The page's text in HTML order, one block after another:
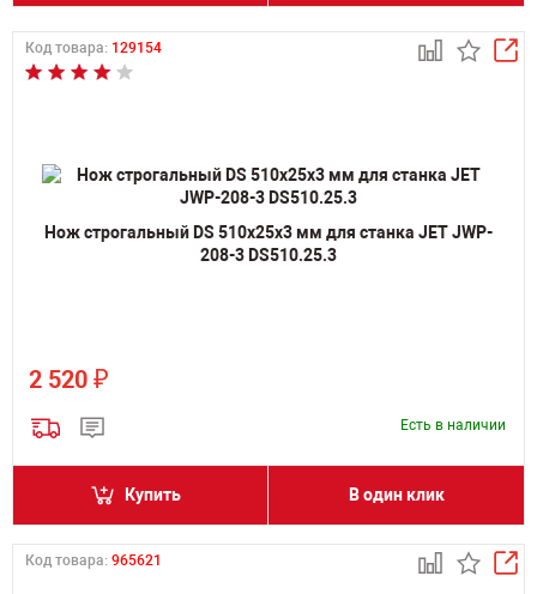
Код товара: 129154
Нож строгальный DS 510х25х3 мм для станка JET JWP-
208-3 DS510.25.3
2 520 ₽
Есть в наличии
Купить В один клик
Код товара: 965621